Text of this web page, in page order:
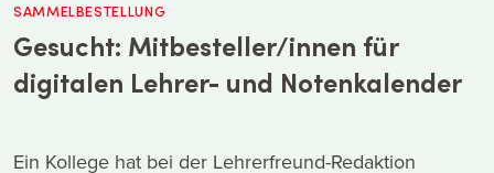
SAMMELBESTELLUNG
Gesucht: Mitbesteller/innen für
digitalen Lehrer- und Notenkalender
Ein Kollege hat bei der Lehrerfreund-Redaktion